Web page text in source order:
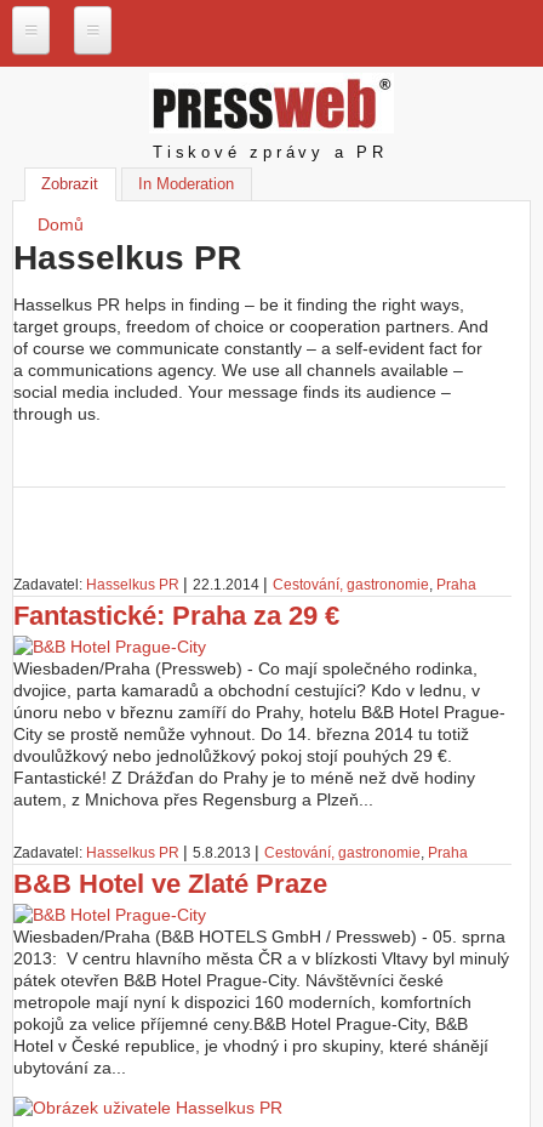
P
w
b
.
c
N
a
š
e
s
ž
Z
a
l
o
ž
i
t
ú
č
e
t
Pressweb
Tiskové zprávy a PR
Zobrazit (aktivní záložka)
In Moderation
Jste zde
Domů
Hasselkus PR
Hasselkus PR helps in finding – be it finding the right ways,
target groups, freedom of choice or cooperation partners. And
of course we communicate constantly – a self-evident fact for
a communications agency. We use all channels available –
social media included. Your message finds its audience –
through us.
Zadavatel: Hasselkus PR | 22.1.2014 | Cestování, gastronomie, Praha
Fantastické: Praha za 29 €
Wiesbaden/Praha (Pressweb) - Co mají společného rodinka,
dvojice, parta kamaradů a obchodní cestujíci? Kdo v lednu, v
únoru nebo v březnu zamíří do Prahy, hotelu B&B Hotel Prague-
City se prostě nemůže vyhnout. Do 14. března 2014 tu totiž
dvoulůžkový nebo jednolůžkový pokoj stojí pouhých 29 €.
Fantastické! Z Drážďan do Prahy je to méně než dvě hodiny
autem, z Mnichova přes Regensburg a Plzeň...
Zadavatel: Hasselkus PR | 5.8.2013 | Cestování, gastronomie, Praha
B&B Hotel ve Zlaté Praze
Wiesbaden/Praha (B&B HOTELS GmbH / Pressweb) - 05. sprna
2013: V centru hlavního města ČR a v blízkosti Vltavy byl minulý
pátek otevřen B&B Hotel Prague-City. Návštěvníci české
metropole mají nyní k dispozici 160 moderních, komfortních
pokojů za velice příjemné ceny.B&B Hotel Prague-City, B&B
Hotel v České republice, je vhodný i pro skupiny, které shánějí
ubytování za...